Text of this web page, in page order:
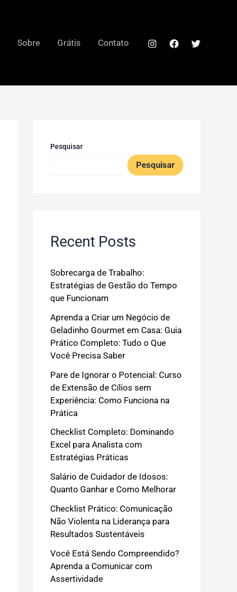
Sobre Grátis Contato
Pesquisar
Pesquisar
Recent Posts
Sobrecarga de Trabalho:
Estratégias de Gestão do Tempo
que Funcionam
Aprenda a Criar um Negócio de
Geladinho Gourmet em Casa: Guia
Prático Completo: Tudo o Que
Você Precisa Saber
Pare de Ignorar o Potencial: Curso
de Extensão de Cílios sem
Experiência: Como Funciona na
Prática
Checklist Completo: Dominando
Excel para Analista com
Estratégias Práticas
Salário de Cuidador de Idosos:
Quanto Ganhar e Como Melhorar
Checklist Prático: Comunicação
Não Violenta na Liderança para
Resultados Sustentáveis
Você Está Sendo Compreendido?
Aprenda a Comunicar com
Assertividade